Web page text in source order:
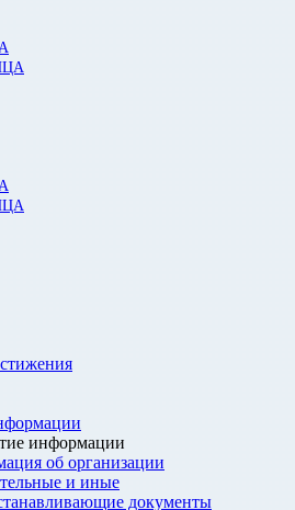
информации
об организации
и иные
документы